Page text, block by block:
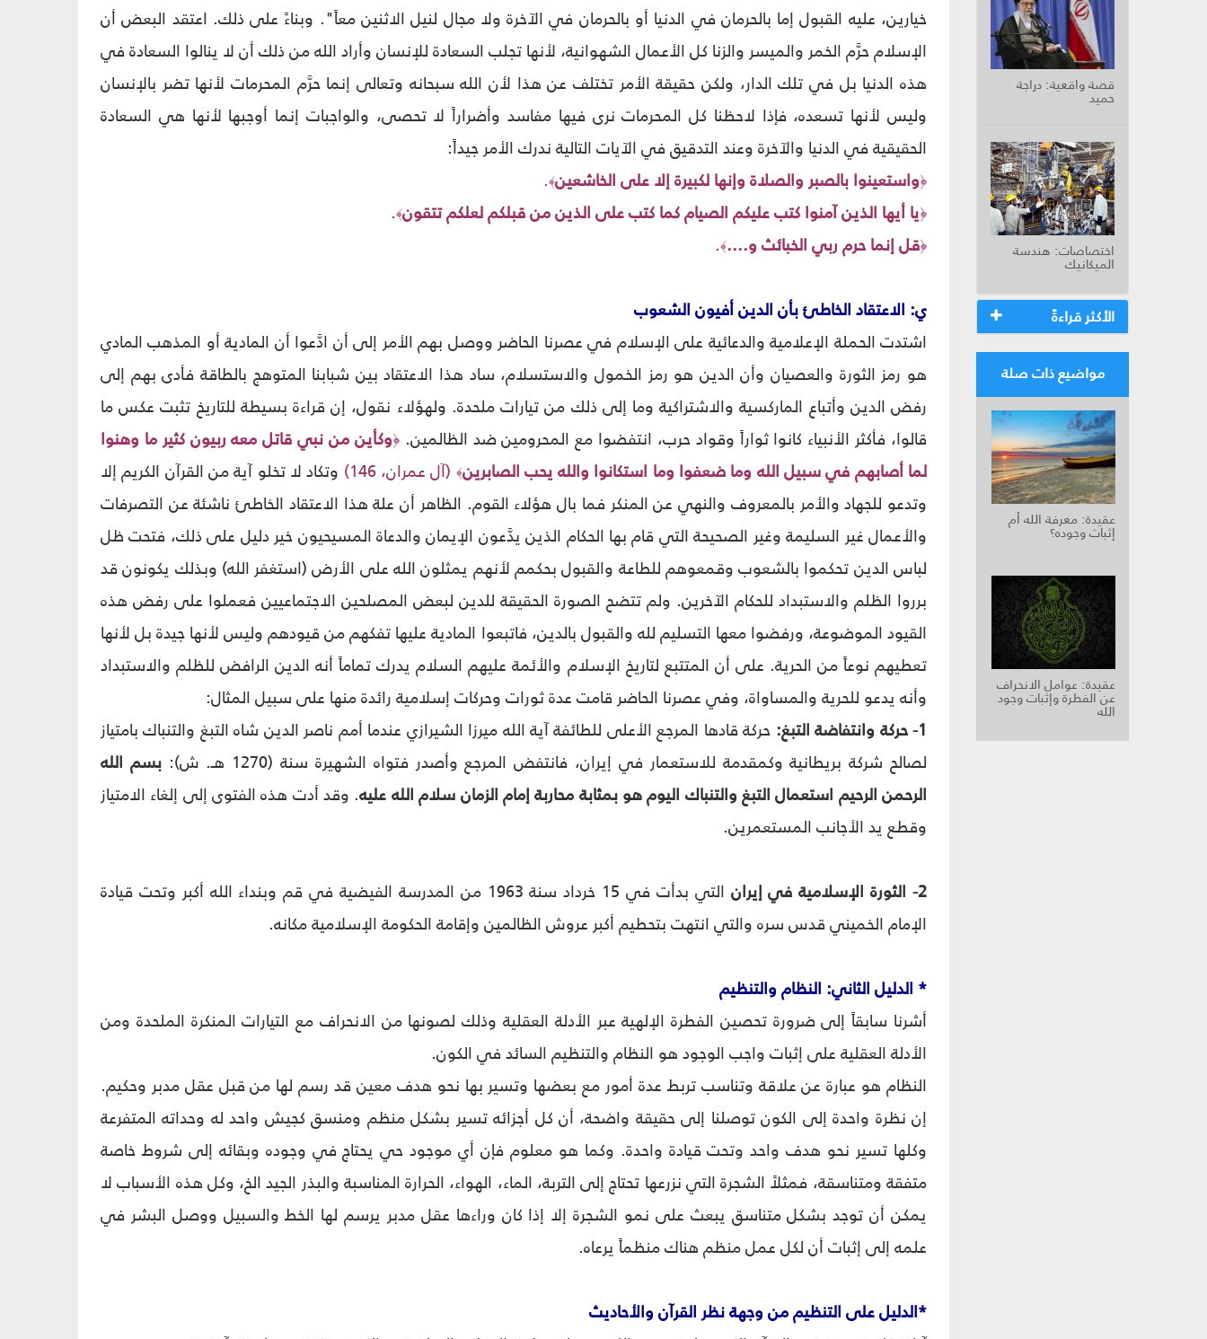
قصة واقعية: دراجة
حميد
اختصاصات: هندسة
الميكانيك
الأكثر قراءةً
مواضيع ذات صلة
عقيدة: معرفة الله أم
إثبات وجوده؟‏
عقيدة: عوامل الانحراف
عن الفطرة وإثبات وجود
الله‏
خيارين، عليه القبول إما بالحرمان في الدنيا أو بالحرمان في الآخرة ولا مجال لنيل الاثنين معاً". وبناءً على ذلك. اعتقد البعض أن
الإسلام حرَّم الخمر والميسر والزنا كل الأعمال الشهوانية، لأنها تجلب السعادة للإنسان وأراد الله من ذلك أن لا ينالوا السعادة في
هذه الدنيا بل في تلك الدار، ولكن حقيقة الأمر تختلف عن هذا لأن الله سبحانه وتعالى إنما حرَّم المحرمات لأنها تضر بالإنسان
وليس لأنها تسعده، فإذا لاحظنا كل المحرمات نرى فيها مفاسد وأضراراً لا تحصى، والواجبات إنما أوجبها لأنها هي السعادة
الحقيقية في الدنيا والآخرة وعند التدقيق في الآيات التالية ندرك الأمر جيداً:
﴿واستعينوا بالصبر والصلاة وإنها لكبيرة إلا على الخاشعين﴾.
﴿يا أيها الذين آمنوا كتب عليكم الصيام كما كتب على الذين من قبلكم لعلكم تتقون﴾.
﴿قل إنما حرم ربي الخبائث و....﴾.
ي: الاعتقاد الخاطئ‏ بأن الدين أفيون الشعوب
اشتدت الحملة الإعلامية والدعائية على الإسلام في عصرنا الحاضر ووصل بهم الأمر إلى أن ادَّعوا أن المادية أو المذهب المادي
هو رمز الثورة والعصيان وأن الدين هو رمز الخمول والاستسلام، ساد هذا الاعتقاد بين شبابنا المتوهج بالطاقة فأدى بهم إلى
رفض الدين وأتباع الماركسية والاشتراكية وما إلى ذلك من تيارات ملحدة. ولهؤلاء نقول، إن قراءة بسيطة للتاريخ تثبت عكس ما
قالوا، فأكثر الأنبياء كانوا ثواراً وقواد حرب، انتفضوا مع المحرومين ضد الظالمين.﴿وكأين من نبي قاتل معه ربيون كثير ما وهنوا
لما أصابهم في سبيل الله وما ضعفوا وما استكانوا والله يحب الصابرين﴾ (آل عمران، 146)
وتكاد لا تخلو آية من القرآن الكريم إلا
وتدعو للجهاد والأمر بالمعروف والنهي عن المنكر فما بال هؤلاء القوم. الظاهر أن علة هذا الاعتقاد الخاطئ‏ ناشئة عن التصرفات
والأعمال غير السليمة وغير الصحيحة التي قام بها الحكام الذين يدَّعون الإيمان والدعاة المسيحيون خير دليل على ذلك، فتحت ظل
لباس الدين تحكموا بالشعوب وقمعوهم للطاعة والقبول بحكمم لأنهم يمثلون الله على الأرض (استغفر الله) وبذلك يكونون قد
برروا الظلم والاستبداد للحكام الآخرين. ولم تتضح الصورة الحقيقة للدين لبعض المصلحين الاجتماعيين فعملوا على رفض هذه
القيود الموضوعة، ورفضوا معها التسليم لله والقبول بالدين، فاتبعوا المادية عليها تفكهم من قيودهم وليس لأنها جيدة بل لأنها
تعطيهم نوعاً من الحرية. على أن المتتبع لتاريخ الإسلام والأئمة عليهم السلام يدرك تماماً أنه الدين الرافض للظلم والاستبداد
وأنه يدعو للحرية والمساواة، وفي عصرنا الحاضر قامت عدة ثورات وحركات إسلامية رائدة منها على سبيل المثال:
1- حركة وانتفاضة التبغ:
حركة قادها المرجع الأعلى للطائفة آية الله ميرزا الشيرازي عندما أمم ناصر الدين شاه التبغ والتنباك بامتياز
لصالح شركة بريطانية وكمقدمة للاستعمار في إيران، فانتفض المرجع وأصدر فتواه الشهيرة سنة (1270 هـ. ش):
بسم الله
الرحمن الرحيم استعمال التبغ والتنباك اليوم هو بمثابة محاربة إمام الزمان سلام الله عليه. وقد أدت هذه الفتوى إلى إلغاء الامتياز
وقطع يد الأجانب المستعمرين.
2- الثورة الإسلامية في إيران
التي بدأت في 15 خرداد سنة 1963 من المدرسة الفيضية في قم وبنداء الله أكبر وتحت قيادة
الإمام الخميني قدس سره والتي انتهت بتحطيم أكبر عروش الظالمين وإقامة الحكومة الإسلامية مكانه.
* الدليل الثاني: النظام والتنظيم‏
أشرنا سابقاً إلى ضرورة تحصين الفطرة الإلهية عبر الأدلة العقلية وذلك لصونها من الانحراف مع التيارات المنكرة الملحدة ومن
الأدلة العقلية على إثبات واجب الوجود هو النظام والتنظيم السائد في الكون.
النظام هو عبارة عن علاقة وتناسب تربط عدة أمور مع بعضها وتسير بها نحو هدف معين قد رسم لها من قبل عقل مدبر وحكيم.
إن نظرة واحدة إلى الكون توصلنا إلى حقيقة واضحة، أن كل أجزائه تسير بشكل منظم ومنسق كجيش واحد له وحداته المتفرعة
وكلها تسير نحو هدف واحد وتحت قيادة واحدة. وكما هو معلوم فإن أي موجود حي يحتاج في وجوده وبقائه إلى شروط خاصة
متفقة ومتناسقة، فمثلاً الشجرة التي نزرعها تحتاج إلى التربة، الماء، الهواء، الحرارة المناسبة والبذر الجيد الخ، وكل هذه الأسباب لا
يمكن أن توجد بشكل متناسق يبعث على نمو الشجرة إلا إذا كان وراءها عقل مدبر يرسم لها الخط والسبيل ووصل البشر في
علمه إلى إثبات أن لكل عمل منظم هناك منظماً يرعاه.
*الدليل على التنظيم من وجهة نظر القرآن والأحاديث